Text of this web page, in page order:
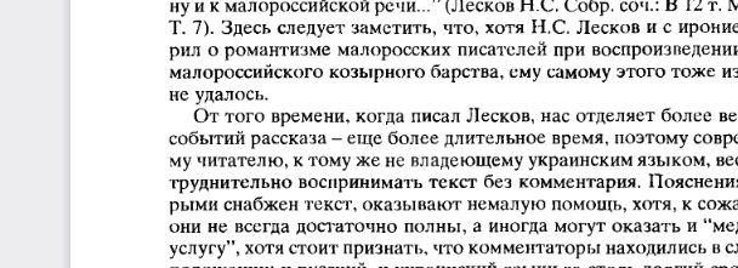
ну и к малороссийской речи...” (Лесков Н.С. Собр. соч.: В  12 т.
Т. 7).  Здесь следует заметить, что, хотя Н.С. Лесков и с
рил о романтизме малоросских писателей при
малороссийского козырного барства, ему самому этого тоже
не удалось.
От того времени, когда писал Лесков, нас отделяет более
событий рассказа -  еще более длительное время, поэтому
му читателю, к тому же не владеющему украинским языком,
труднительно воспринимать текст без комментария.
рыми снабжен текст, оказывают немалую помощь, хотя, к
они не  всегда достаточно полны, а иногда могут оказать и
услугу”, хотя стоит признать, что комментаторы находились в